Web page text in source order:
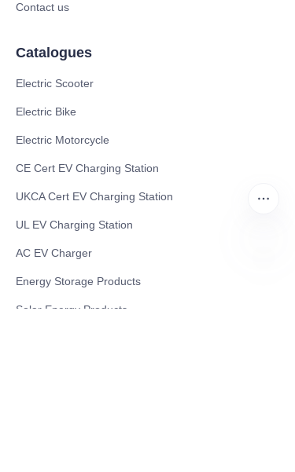
Contact us
Catalogues
Electric Scooter
Electric Bike
Electric Motorcycle
CE Cert EV Charging Station
UKCA Cert EV Charging Station
UL EV Charging Station
AC EV Charger
Energy Storage Products
Solar Energy Products
PT